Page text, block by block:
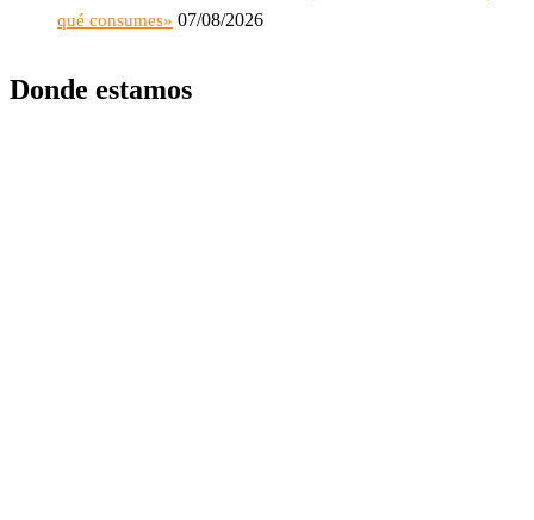
qué consumes» 07/08/2026
Donde estamos